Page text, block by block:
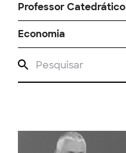
Professor Catedrático
Economia